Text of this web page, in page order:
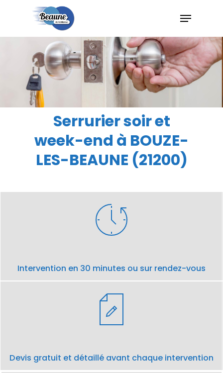
Hit enter to search or ESC to close
Serrurier soir et
week-end à BOUZE-
LES-BEAUNE (21200)
Intervention en 30 minutes ou sur rendez-vous
Devis gratuit et détaillé avant chaque intervention